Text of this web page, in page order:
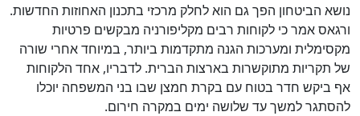
נושא הביטחון הפך גם הוא לחלק מרכזי בתכנון האחוזות החדשות.
ורגאס אמר כי לקוחות רבים מקליפורניה מבקשים פרטיות
מקסימלית ומערכות הגנה מתקדמות ביותר, במיוחד אחרי שורה
של תקריות מתוקשרות בארצות הברית. לדבריו, אחד הלקוחות
אף ביקש חדר בטוח עם בקרת חמצן שבו בני המשפחה יוכלו
להסתגר למשך עד שלושה ימים במקרה חירום.